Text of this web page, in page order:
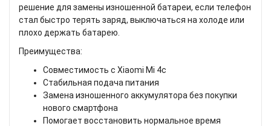
решение для замены изношенной батареи, если телефон
стал быстро терять заряд, выключаться на холоде или
плохо держать батарею.
Преимущества:
Совместимость с Xiaomi Mi 4c
Стабильная подача питания
Замена изношенного аккумулятора без покупки
нового смартфона
Помогает восстановить нормальное время